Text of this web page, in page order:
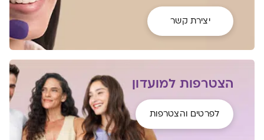
יצירת קשר
הצטרפות למועדון
לפרטים והצטרפות